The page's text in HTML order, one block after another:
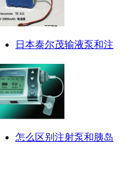
日本泰尔茂输液泵和注
怎么区别注射泵和胰岛